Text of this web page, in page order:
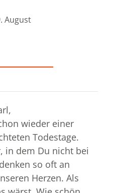
August
wieder einer
Todestage.
in dem Du nicht bei
so oft an
Herzen. Als